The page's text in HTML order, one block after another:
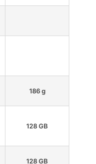
186 g
128 GB
128 GB